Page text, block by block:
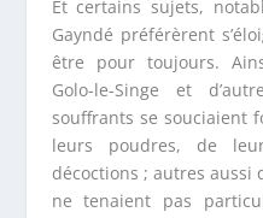
Et certains sujets,
Gayndé préférèrent
être pour toujours.
Golo-le-Singe et
souffrants se souciaient
leurs poudres, de
décoctions ; autres aussi
ne tenaient pas